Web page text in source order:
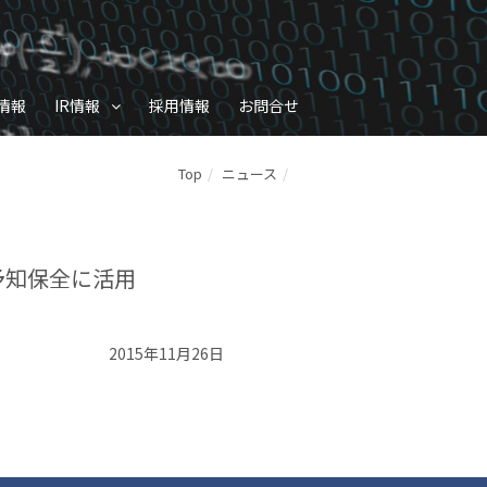
報 IR情報 採用情報 お問合せ
Top ニュース
保全に活用
2015年11月26日